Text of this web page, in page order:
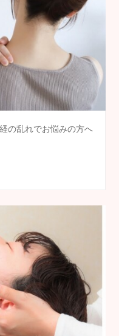
の乱れでお悩みの方へ